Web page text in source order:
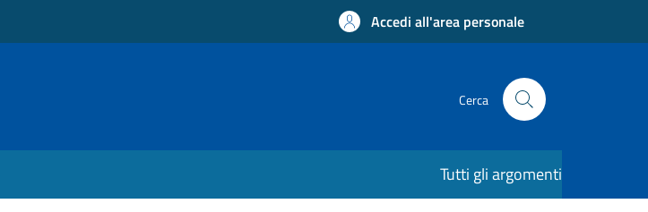
Accedi all'area personale
Cerca
Tutti gli argomenti